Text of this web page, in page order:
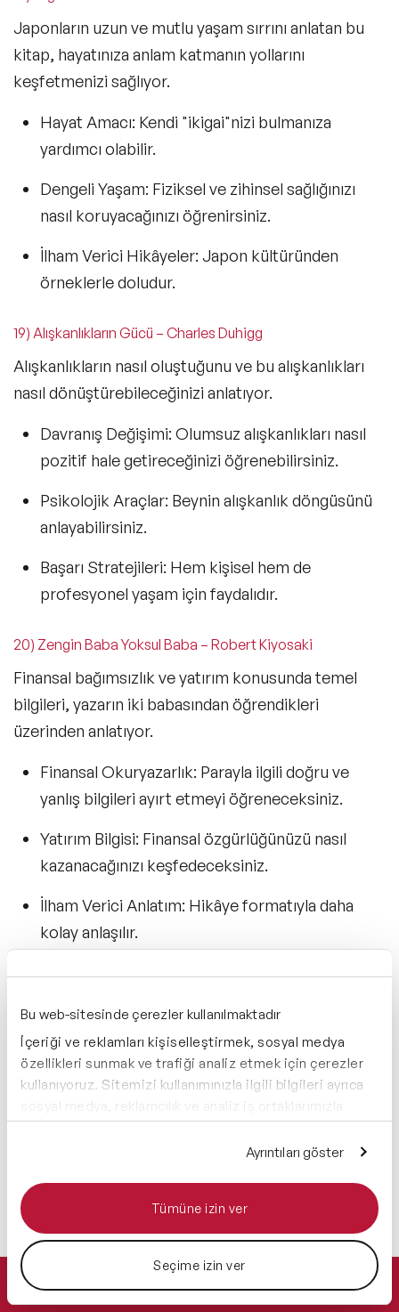
Bu web-sitesinde çerezler kullanılmaktadır
İçeriği ve reklamları kişiselleştirmek, sosyal medya
özellikleri sunmak ve trafiği analiz etmek için çerezler
kullanıyoruz. Sitemizi kullanımınızla ilgili bilgileri ayrıca
sosyal medya, reklamcılık ve analiz iş ortaklarımızla
paylaşabiliriz. İş ortaklarımız, bu bilgileri kendilerine
sağladığınız veya hizmetlerini kullanırken topladıkları
Ayrıntıları göster
Tümüne izin ver
Seçime izin ver
Japonların uzun ve mutlu yaşam sırrını anlatan bu
kitap, hayatınıza anlam katmanın yollarını
keşfetmenizi sağlıyor.
Hayat Amacı: Kendi "ikigai"nizi bulmanıza
yardımcı olabilir.
Dengeli Yaşam: Fiziksel ve zihinsel sağlığınızı
nasıl koruyacağınızı öğrenirsiniz.
İlham Verici Hikâyeler: Japon kültüründen
örneklerle doludur.
19) Alışkanlıkların Gücü – Charles Duhigg
Alışkanlıkların nasıl oluştuğunu ve bu alışkanlıkları
nasıl dönüştürebileceğinizi anlatıyor.
Davranış Değişimi: Olumsuz alışkanlıkları nasıl
pozitif hale getireceğinizi öğrenebilirsiniz.
Psikolojik Araçlar: Beynin alışkanlık döngüsünü
anlayabilirsiniz.
Başarı Stratejileri: Hem kişisel hem de
profesyonel yaşam için faydalıdır.
20) Zengin Baba Yoksul Baba – Robert Kiyosaki
Finansal bağımsızlık ve yatırım konusunda temel
bilgileri, yazarın iki babasından öğrendikleri
üzerinden anlatıyor.
Finansal Okuryazarlık: Parayla ilgili doğru ve
yanlış bilgileri ayırt etmeyi öğreneceksiniz.
Yatırım Bilgisi: Finansal özgürlüğünüzü nasıl
kazanacağınızı keşfedeceksiniz.
İlham Verici Anlatım: Hikâye formatıyla daha
kolay anlaşılır.
21) İnsan Ne ile Yaşar? – Lev Tolstoy
Rus edebiyatının dev ismi Lev Tolstoy, bu kısa ama
Teklif Alın
0 212 401 35 45